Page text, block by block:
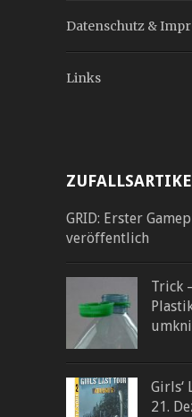
Datenschutz &
Links
GRID: Erster
veröffentlich
Trick
Girls‘
21.